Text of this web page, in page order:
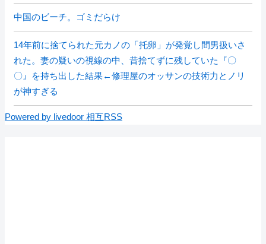
中国のビーチ。ゴミだらけ
14年前に捨てられた元カノの「托卵」が発覚し間男扱いさ
れた。妻の疑いの視線の中、昔捨てずに残していた『〇
〇』を持ち出した結果←修理屋のオッサンの技術力とノリ
が神すぎる
Powered by livedoor 相互RSS